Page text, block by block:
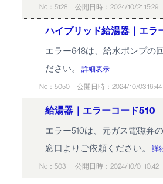
No：5128 公開日時：2024/10/21 15:29
ハイブリッド給湯器｜エ
エラー648は、給水ポンプの
ださい。
詳細表示
No：5050 公開日時：2024/10/03 16:44
給湯器｜エラーコード510
エラー510は、元ガス電磁弁
窓口よりご依頼ください。
詳
No：5031 公開日時：2024/10/01 10:42